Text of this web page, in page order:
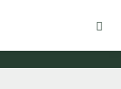
pas cu